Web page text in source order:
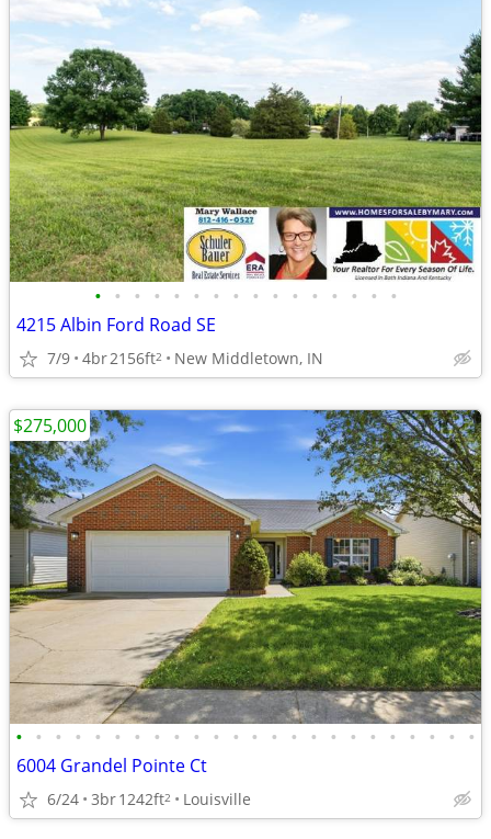
• • • • • • • • • • • • • • • •
4215 Albin Ford Road SE
7/9 4br2156ft2 New Middletown, IN
• • • • • • • • • • • • • • • • • • • • • • • •
6004 Grandel Pointe Ct
6/24 3br1242ft2 Louisville
$275,000